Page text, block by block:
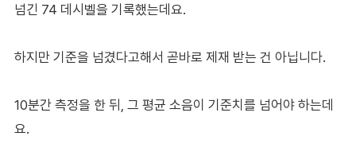
넘긴 74 데시벨을 기록했는데요.
하지만 기준을 넘겼다고해서 곧바로 제재 받는 건 아닙니다.
10분간 측정을 한 뒤, 그 평균 소음이 기준치를 넘어야 하는데
요.